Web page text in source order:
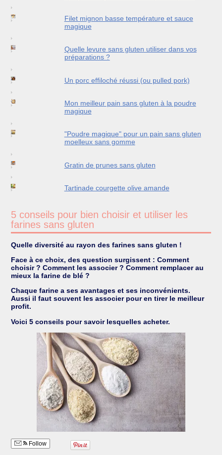
Filet mignon basse température et sauce
magique
Quelle levure sans gluten utiliser dans vos
préparations ?
Un porc effiloché réussi (ou pulled pork)
Mon meilleur pain sans gluten à la poudre
magique
"Poudre magique" pour un pain sans gluten
moelleux sans gomme
Gratin de prunes sans gluten
Tartinade courgette olive amande
5 conseils pour bien choisir et utiliser les
farines sans gluten
Quelle diversité au rayon des farines sans gluten !
Face à ce choix, des question surgissent : Comment
choisir ? Comment les associer ? Comment remplacer au
mieux la farine de blé ?
Chaque farine a ses avantages et ses inconvénients.
Aussi il faut souvent les associer pour en tirer le meilleur
profit.
Voici 5 conseils pour savoir lesquelles acheter.
Follow